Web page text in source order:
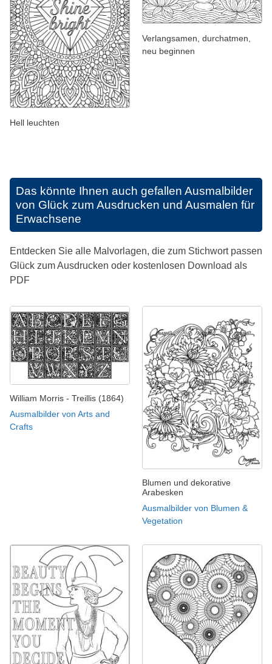
Hell leuchten
Verlangsamen, durchatmen,
neu beginnen
Das könnte Ihnen auch gefallen Ausmalbilder
von Glück zum Ausdrucken und Ausmalen für
Erwachsene
Entdecken Sie alle Malvorlagen, die zum Stichwort passen
Glück zum Ausdrucken oder kostenlosen Download als
PDF
William Morris - Treillis (1864)
Ausmalbilder von Arts and
Crafts
Blumen und dekorative
Arabesken
Ausmalbilder von Blumen &
Vegetation